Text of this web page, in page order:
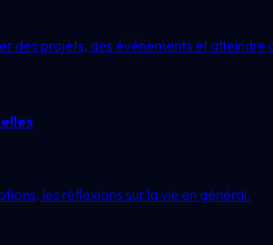
des projets, des événements et
les réflexions sur la vie en général.